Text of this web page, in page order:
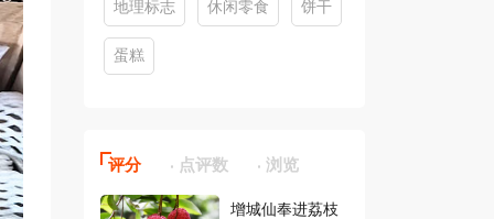
地理标志 休闲零食 饼干
蛋糕
评分 点评数 浏览
增城仙奉进荔枝